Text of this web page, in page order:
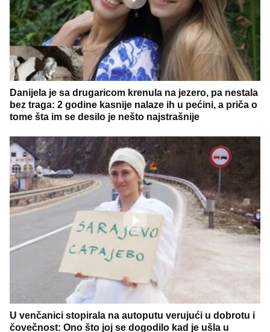
Danijela je sa drugaricom krenula na jezero, pa nestala
bez traga: 2 godine kasnije nalaze ih u pećini, a priča o
tome šta im se desilo je nešto najstrašnije
U venčanici stopirala na autoputu verujući u dobrotu i
čovečnost: Ono što joj se dogodilo kad je ušla u